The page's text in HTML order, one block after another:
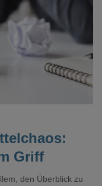
Griff
den Überblick zu